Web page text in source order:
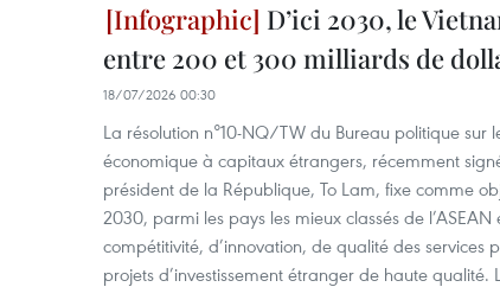
D’ici 2030, le
entre 200 et 300 milliards de
18/07/2026 00:30
La résolution n°10-NQ/TW du Bureau politique sur
économique à capitaux étrangers, récemment
président de la République, To Lam, fixe comme
2030, parmi les pays les mieux classés de
compétitivité, d’innovation, de qualité des services
projets d’investissement étranger de haute